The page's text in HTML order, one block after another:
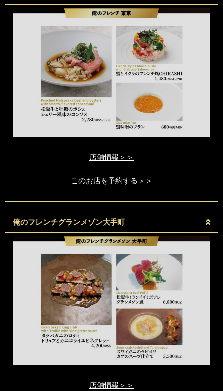
店舗情報＞＞
このお店を予約する＞＞
俺のフレンチグランメゾン大手町
店舗情報＞＞